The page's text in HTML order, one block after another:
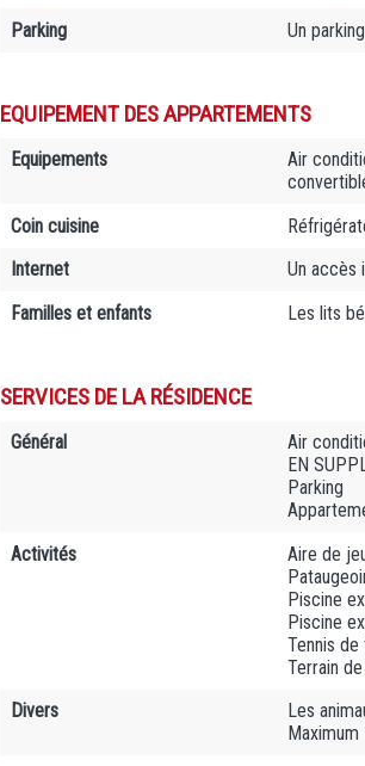
Parking
Un
EQUIPEMENT DES APPARTEMENTS
Equipements
Air
Coin cuisine
Internet
Un accès
Familles et enfants
Les lits
SERVICES DE LA RÉSIDENCE
Général
Air
EN
Parking
Activités
Aire de
Piscine
Piscine
Tennis de
Terrain
Divers
Les